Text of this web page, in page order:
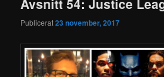
Avsnitt 54: Justice
Publicerat23 november, 2017